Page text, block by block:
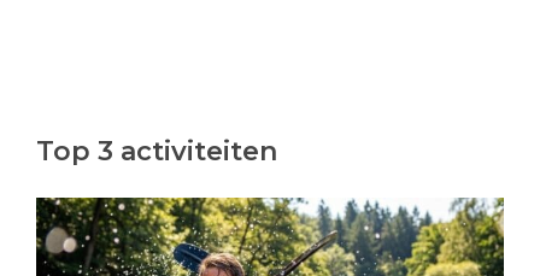
Top 3 activiteiten